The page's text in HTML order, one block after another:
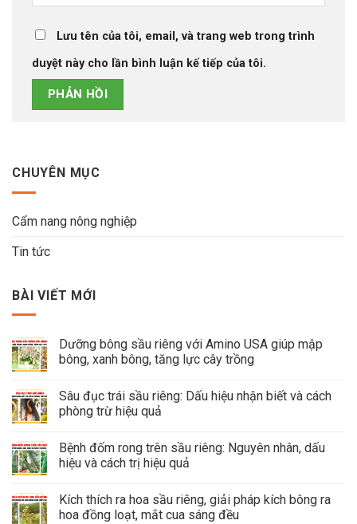
Lưu tên của tôi, email, và trang web trong trình
duyệt này cho lần bình luận kế tiếp của tôi.
CHUYÊN MỤC
Cẩm nang nông nghiệp
Tin tức
BÀI VIẾT MỚI
Dưỡng bông sầu riêng với Amino USA giúp mập
bông, xanh bông, tăng lực cây trồng
Sâu đục trái sầu riêng: Dấu hiệu nhận biết và cách
phòng trừ hiệu quả
Bệnh đốm rong trên sầu riêng: Nguyên nhân, dấu
hiệu và cách trị hiệu quả
Kích thích ra hoa sầu riêng, giải pháp kích bông ra
hoa đồng loạt, mắt cua sáng đều